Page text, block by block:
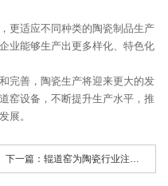
更适应不同种类的陶瓷制品生产
业能够生产出更多样化、特色化
完善，陶瓷生产将迎来更大的发
窑设备，不断提升生产水平，推
展。
下一篇： 辊道窑为陶瓷行业注入新活力